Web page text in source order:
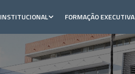
INSTITUCIONAL FORMAÇÃO EXECUTIVA